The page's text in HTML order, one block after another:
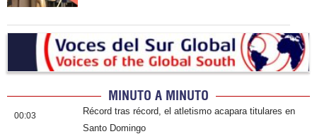
MINUTO A MINUTO
00:03
Récord tras récord, el atletismo acapara titulares en
Santo Domingo